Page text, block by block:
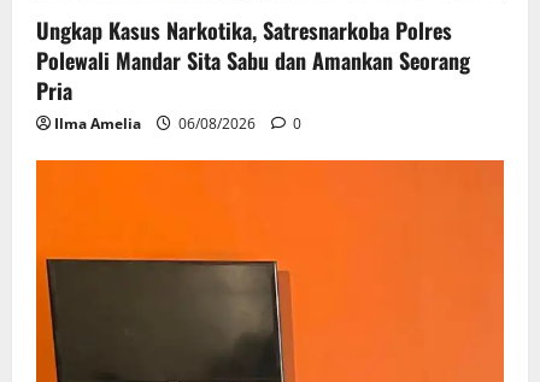
Ungkap Kasus Narkotika, Satresnarkoba Polres
Polewali Mandar Sita Sabu dan Amankan Seorang
Pria
Ilma Amelia 06/08/2026 0